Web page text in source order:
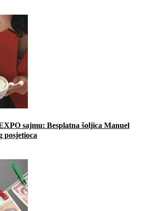
sajmu: Besplatna šoljica Manuel
posjetioca